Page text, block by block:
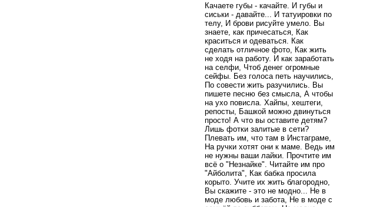
Качаете губы - качайте. И губы и
сиськи - давайте... И татуировки по
телу, И брови рисуйте умело. Вы
знаете, как причесаться, Как
краситься и одеваться. Как
сделать отличное фото, Как жить
не ходя на работу. И как заработать
на селфи, Чтоб денег огромные
сейфы. Без голоса петь научились,
По совести жить разучились. Вы
пишете песню без смысла, А чтобы
на ухо повисла. Хайпы, хештеги,
репосты, Башкой можно двинуться
просто! А что вы оставите детям?
Лишь фотки залитые в сети?
Плевать им, что там в Инстаграме,
На ручки хотят они к маме. Ведь им
не нужны ваши лайки. Прочтите им
всё о "Незнайке". Читайте им про
"Айболита", Как бабка просила
корыто. Учите их жить благородно,
Вы скажите - это не модно... Не в
моде любовь и забота, Не в моде с